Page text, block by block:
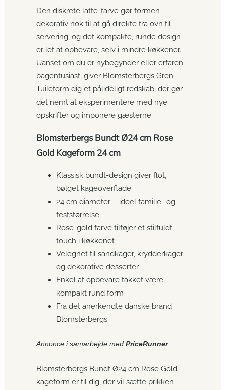
Den diskrete latte-farve gør formen
dekorativ nok til at gå direkte fra ovn til
servering, og det kompakte, runde design
er let at opbevare, selv i mindre køkkener.
Uanset om du er nybegynder eller erfaren
bagentusiast, giver Blomsterbergs Gren
Tuileform dig et pålideligt redskab, der gør
det nemt at eksperimentere med nye
opskrifter og imponere gæsterne.
Blomsterbergs Bundt Ø24 cm Rose
Gold Kageform 24 cm
Klassisk bundt-design giver flot,
bølget kageoverflade
24 cm diameter – ideel familie- og
feststørrelse
Rose-gold farve tilføjer et stilfuldt
touch i køkkenet
Velegnet til sandkager, krydderkager
og dekorative desserter
Enkel at opbevare takket være
kompakt rund form
Fra det anerkendte danske brand
Blomsterbergs
Annonce i samarbejde med PriceRunner
Blomsterbergs Bundt Ø24 cm Rose Gold
kageform er til dig, der vil sætte prikken